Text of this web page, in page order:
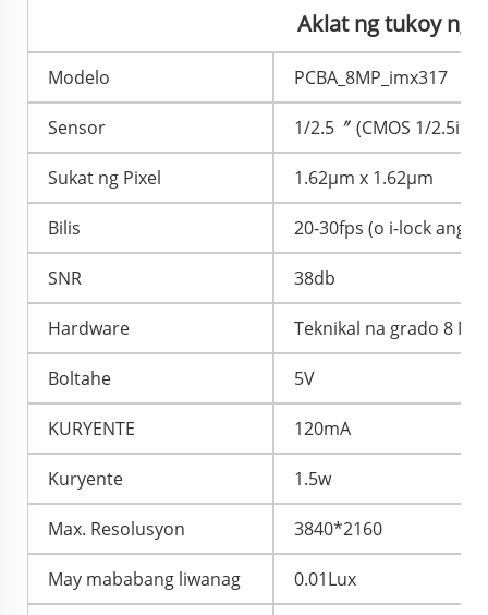
Aklat ng tukoy ng
Modelo PCBA_8MP_imx317
Sensor 1/2.5〞 (CMOS 1/
Sukat ng Pixel 1.62μm x 1.62μm
Bilis 20-30fps (o i-lock ang
SNR 38db
Hardware Teknikal na grado 8
Boltahe 5V
KURYENTE 120mA
Kuryente 1.5w
Max. Resolusyon 3840*2160
May mababang liwanag 0.01Lux